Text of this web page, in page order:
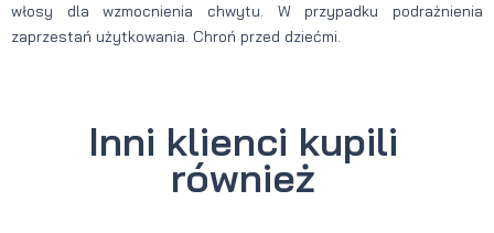
włosy dla wzmocnienia chwytu. W przypadku podrażnienia
zaprzestań użytkowania. Chroń przed dziećmi.
Inni klienci kupili
również